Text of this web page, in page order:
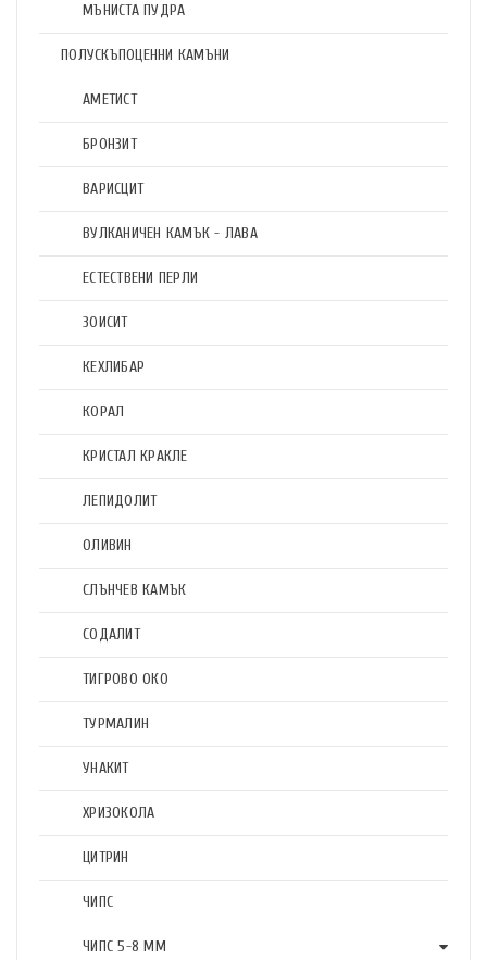
МЪНИСТА ПУДРА
ПОЛУСКЪПОЦЕННИ КАМЪНИ
АМЕТИСТ
БРОНЗИТ
ВАРИСЦИТ
ВУЛКАНИЧЕН КАМЪК - ЛАВА
ЕСТЕСТВЕНИ ПЕРЛИ
ЗОИСИТ
КЕХЛИБАР
КОРАЛ
КРИСТАЛ КРАКЛЕ
ЛЕПИДОЛИТ
ОЛИВИН
СЛЪНЧЕВ КАМЪК
СОДАЛИТ
ТИГРОВО ОКО
ТУРМАЛИН
УНАКИТ
ХРИЗОКОЛА
ЦИТРИН
ЧИПС
ЧИПС 5-8 ММ